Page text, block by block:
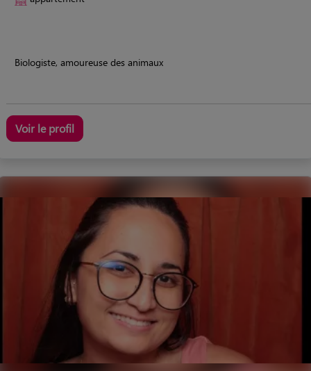
Biologiste, amoureuse des animaux
Voir le profil